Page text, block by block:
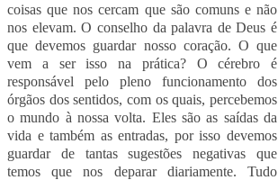
coisas que nos cercam que são comuns e não
nos elevam. O conselho da palavra de Deus é
que devemos guardar nosso coração. O que
vem a ser isso na prática? O cérebro é
responsável pelo pleno funcionamento dos
órgãos dos sentidos, com os quais, percebemos
o mundo à nossa volta. Eles são as saídas da
vida e também as entradas, por isso devemos
guardar de tantas sugestões negativas que
temos que nos deparar diariamente. Tudo